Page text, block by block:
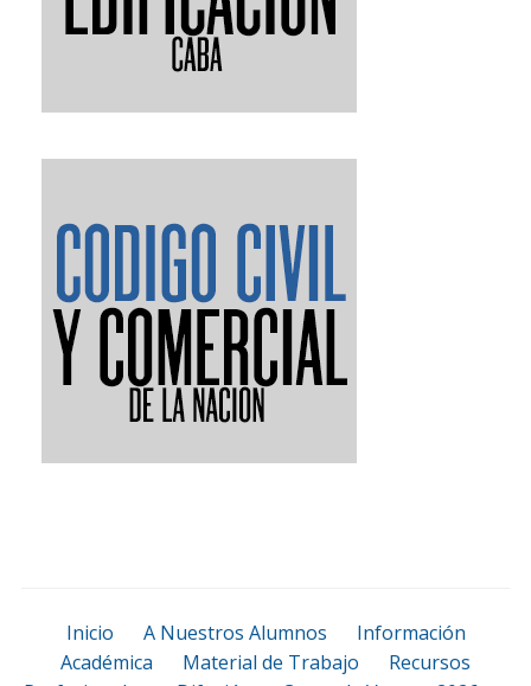
Inicio A Nuestros Alumnos
Información
Académica
Material de Trabajo
Recursos